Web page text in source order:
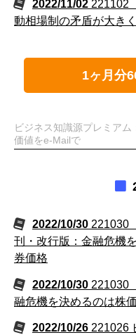
2022/11/02 221102
動相場制の矛盾が大き
1ヶ月分
ビジネス知識源プレミア
価値をe-Mailで
2022/10/30 221030
刊・改行版：金融危機
券価格
2022/10/30 221030
融危機を決めるのは株
2022/10/26 221026